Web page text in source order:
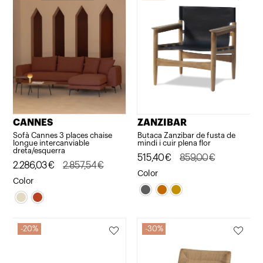
CANNES
Sofà Cannes 3 places chaise
longue intercanviable
dreta/esquerra
2.857,54€
El
preu
original
2.857,54€.
2.286,03€
El
preu
actual
2.286,03€.
Color
ZANZIBAR
Butaca Zanzibar de fusta de
mindi i cuir plena flor
859,00€
El
preu
original
515,40€
El
preu
actual
Color
20% 30%